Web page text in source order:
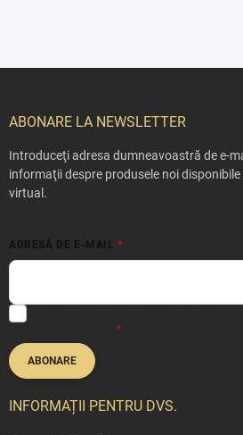
ABONARE LA NEWSLETTER
Introduceţi adresa dumneavoastră de e-
informaţii despre produsele noi
virtual.
ADRESĂ DE E-MAIL
ABONARE
INFORMAȚII PENTRU DVS.